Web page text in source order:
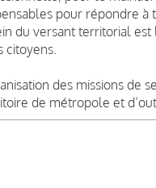
pour répondre à
du versant territorial
citoyens.
des missions de
de métropole et